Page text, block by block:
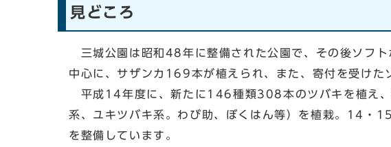
見どころ
三城公園は昭和48年に整備された公園で、その後ソフ
中心に、サザンカ169本が植えられ、また、寄付を受けた
平成14年度に、新たに146種類308本のツバキを植え
系、ユキツバキ系。わび助、ぼくはん等）を植栽。14・
を整備しています。